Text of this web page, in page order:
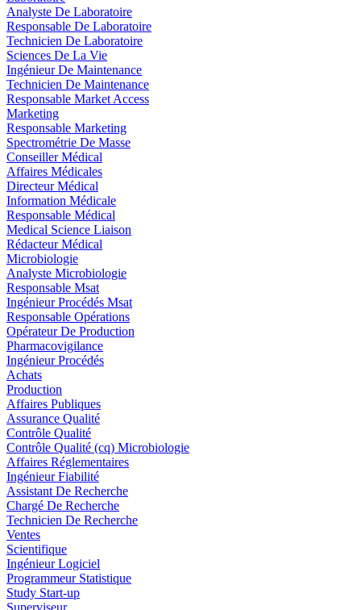
Analyste De Laboratoire
Responsable De Laboratoire
Technicien De Laboratoire
Sciences De La Vie
Ingénieur De Maintenance
Technicien De Maintenance
Responsable Market Access
Marketing
Responsable Marketing
Spectrométrie De Masse
Conseiller Médical
Affaires Médicales
Directeur Médical
Information Médicale
Responsable Médical
Medical Science Liaison
Rédacteur Médical
Microbiologie
Analyste Microbiologie
Responsable Msat
Ingénieur Procédés Msat
Responsable Opérations
Opérateur De Production
Pharmacovigilance
Ingénieur Procédés
Achats
Production
Affaires Publiques
Assurance Qualité
Contrôle Qualité
Contrôle Qualité (cq) Microbiologie
Affaires Réglementaires
Ingénieur Fiabilité
Assistant De Recherche
Chargé De Recherche
Technicien De Recherche
Ventes
Scientifique
Ingénieur Logiciel
Programmeur Statistique
Study Start-up
Superviseur